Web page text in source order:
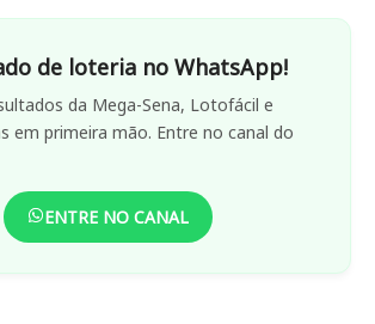
de loteria no WhatsApp!
da Mega-Sena, Lotofácil e
em primeira mão. Entre no canal do
ENTRE NO CANAL